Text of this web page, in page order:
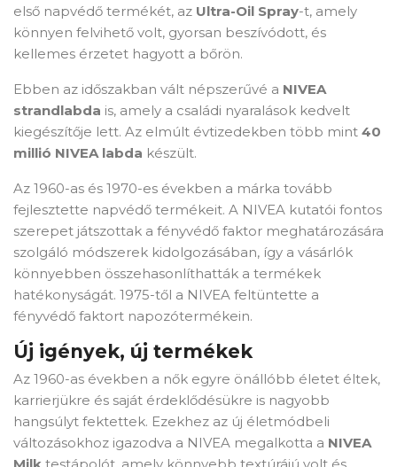
első napvédő termékét, az Ultra-Oil Spray-t, amely
könnyen felvihető volt, gyorsan beszívódott, és
kellemes érzetet hagyott a bőrön.
Ebben az időszakban vált népszerűvé a NIVEA
strandlabda is, amely a családi nyaralások kedvelt
kiegészítője lett. Az elmúlt évtizedekben több mint 40
millió NIVEA labda készült.
Az 1960-as és 1970-es években a márka tovább
fejlesztette napvédő termékeit. A NIVEA kutatói fontos
szerepet játszottak a fényvédő faktor meghatározására
szolgáló módszerek kidolgozásában, így a vásárlók
könnyebben összehasonlíthatták a termékek
hatékonyságát. 1975-től a NIVEA feltüntette a
fényvédő faktort napozótermékein.
Új igények, új termékek
Az 1960-as években a nők egyre önállóbb életet éltek,
karrierjükre és saját érdeklődésükre is nagyobb
hangsúlyt fektettek. Ezekhez az új életmódbeli
változásokhoz igazodva a NIVEA megalkotta a NIVEA